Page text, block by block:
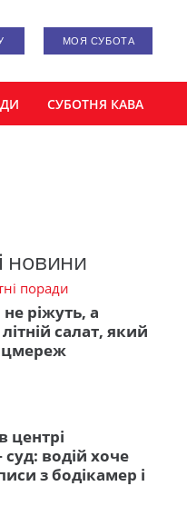
МОЯ СУБОТА
СУБОТНЯ КАВА
новини
поради
ріжуть, а
салат, який
центрі
водій хоче
з бодікамер і